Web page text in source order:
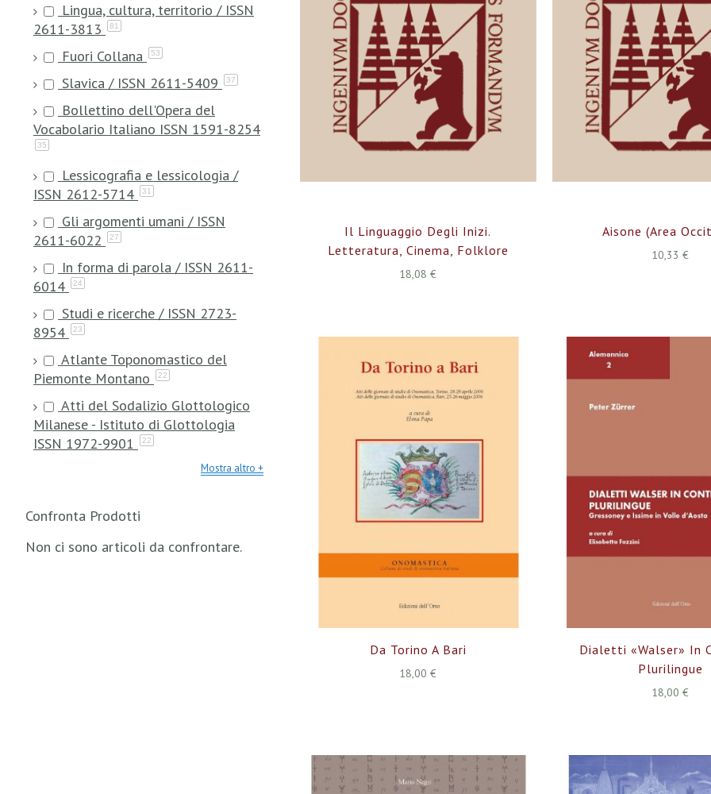
Il Linguaggio Degli Inizi.
Letteratura, Cinema, Folklore
18,08 €
Aisone (Area
10,33 €
Da Torino A Bari
18,00 €
Dialetti «walser» In
Plurilingue
18,00 €
Lingua, cultura, territorio / ISSN
2611-3813
81
Fuori Collana 53
Slavica / ISSN 2611-5409 37
Bollettino dell'Opera del
Vocabolario Italiano ISSN 1591-8254
35
Lessicografia e lessicologia /
ISSN 2612-5714
31
Gli argomenti umani / ISSN
2611-6022
27
In forma di parola / ISSN 2611-
6014
24
Studi e ricerche / ISSN 2723-
8954
23
Atlante Toponomastico del
Piemonte Montano
22
Atti del Sodalizio Glottologico
Milanese - Istituto di Glottologia
ISSN 1972-9901
22
Mostra altro
Confronta Prodotti
Non ci sono articoli da confrontare.